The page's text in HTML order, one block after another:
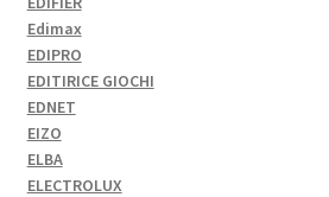
Edimax
EDIPRO
EDITIRICE GIOCHI
EDNET
EIZO
ELBA
ELECTROLUX